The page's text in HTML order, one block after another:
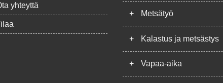
yhteyttä
+ Metsätyö
+ Kalastus ja metsästys
+ Vapaa-aika